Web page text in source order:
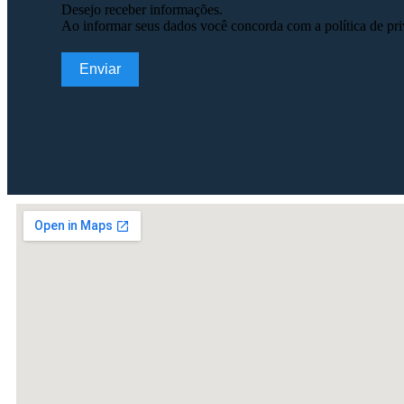
Desejo receber informações.
Ao informar seus dados você concorda com a política de